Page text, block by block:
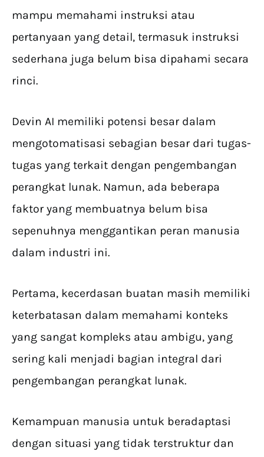
mampu memahami instruksi atau
pertanyaan yang detail, termasuk instruksi
sederhana juga belum bisa dipahami secara
rinci.
Devin AI memiliki potensi besar dalam
mengotomatisasi sebagian besar dari tugas-
tugas yang terkait dengan pengembangan
perangkat lunak. Namun, ada beberapa
faktor yang membuatnya belum bisa
sepenuhnya menggantikan peran manusia
dalam industri ini.
Pertama, kecerdasan buatan masih memiliki
keterbatasan dalam memahami konteks
yang sangat kompleks atau ambigu, yang
sering kali menjadi bagian integral dari
pengembangan perangkat lunak.
Kemampuan manusia untuk beradaptasi
dengan situasi yang tidak terstruktur dan